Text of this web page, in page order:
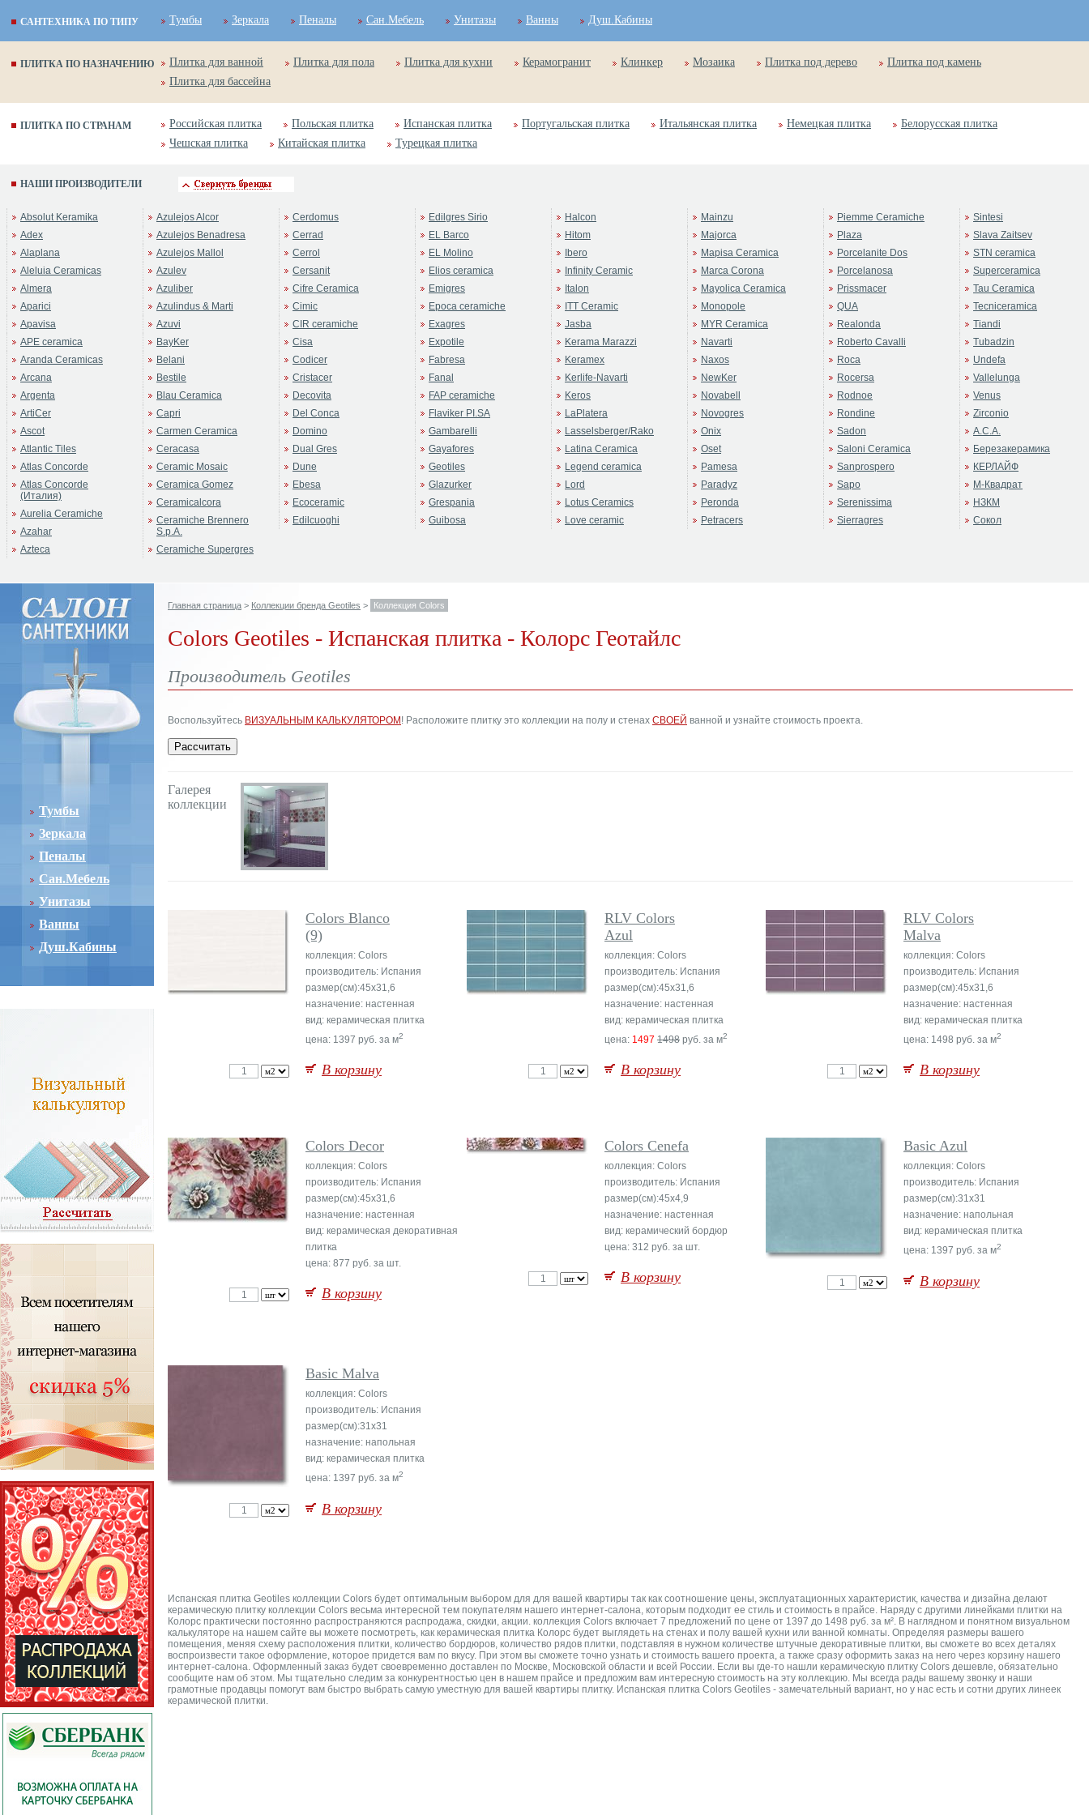
САНТЕХНИКА ПО ТИПУ Тумбы Зеркала Пеналы Сан.Мебель Унитазы Ванны Душ.Кабины
ПЛИТКА ПО НАЗНАЧЕНИЮ Плитка для ванной Плитка для пола Плитка для кухни Керамогранит Клинкер Мозаика Плитка под дерево
Плитка под камень
Плитка для бассейна
ПЛИТКА ПО СТРАНАМ Российская плитка Польская плитка Испанская плитка Португальская плитка Итальянская плитка Немецкая плитка
Белорусская плитка
Чешская плитка
Китайская плитка Турецкая плитка
НАШИ ПРОИЗВОДИТЕЛИ
Absolut Keramika
Adex
Alaplana
Aleluia Ceramicas
Almera
Aparici
Apavisa
APE ceramica
Aranda Ceramicas
Arcana
Argenta
ArtiCer
Ascot
Atlantic Tiles
Atlas Concorde
Atlas Concorde
(Италия)
Aurelia Ceramiche
Azahar
Azteca
Azulejos Alcor
Azulejos Benadresa
Azulejos Mallol
Azulev
Azuliber
Azulindus & Marti
Azuvi
BayKer
Belani
Bestile
Blau Ceramica
Capri
Carmen Ceramica
Ceracasa
Ceramic Mosaic
Ceramica Gomez
Ceramicalcora
Ceramiche Brennero
S.p.A.
Ceramiche Supergres
Cerdomus
Cerrad
Cerrol
Cersanit
Cifre Ceramica
Cimic
CIR ceramiche
Cisa
Codicer
Cristacer
Decovita
Del Conca
Domino
Dual Gres
Dune
Ebesa
Ecoceramic
Edilcuoghi
Edilgres Sirio
EL Barco
EL Molino
Elios ceramica
Emigres
Epoca ceramiche
Exagres
Expotile
Fabresa
Fanal
FAP ceramiche
Flaviker PI.SA
Gambarelli
Gayafores
Geotiles
Glazurker
Grespania
Guibosa
Halcon
Hitom
Ibero
Infinity Ceramic
Italon
ITT Ceramic
Jasba
Kerama Marazzi
Keramex
Kerlife-Navarti
Keros
LaPlatera
Lasselsberger/Rako
Latina Ceramica
Legend ceramica
Lord
Lotus Ceramics
Love ceramic
Mainzu
Majorca
Mapisa Ceramica
Marca Corona
Mayolica Ceramica
Monopole
MYR Ceramica
Navarti
Naxos
NewKer
Novabell
Novogres
Onix
Oset
Pamesa
Paradyz
Peronda
Petracers
Piemme Ceramiche
Plaza
Porcelanite Dos
Porcelanosa
Prissmacer
QUA
Realonda
Roberto Cavalli
Roca
Rocersa
Rodnoe
Rondine
Sadon
Saloni Ceramica
Sanprospero
Sapo
Serenissima
Sierragres
Sintesi
Slava Zaitsev
STN ceramica
Superceramica
Tau Ceramica
Tecniceramica
Tiandi
Tubadzin
Undefa
Vallelunga
Venus
Zirconio
А.С.А.
Березакерамика
КЕРЛАЙФ
М-Квадрат
НЗКМ
Сокол
Тумбы
Зеркала
Пеналы
Сан.Мебель
Унитазы
Ванны
Душ.Кабины
Главная страница > Коллекции бренда Geotiles > Коллекция Colors
Colors Geotiles - Испанская плитка - Колорс Геотайлс
Производитель Geotiles
Воспользуйтесь ВИЗУАЛЬНЫМ КАЛЬКУЛЯТОРОМ ! Расположите плитку это коллекции на полу и стенах СВОЕЙ ванной и узнайте стоимость проекта.
Галерея
коллекции
Colors Blanco
(9)
коллекция: Colors
производитель: Испания
размер(см):45x31,6
назначение: настенная
вид: керамическая плитка
цена: 1397 руб. за м2
В корзину
RLV Colors
Azul
коллекция: Colors
производитель: Испания
размер(см):45x31,6
назначение: настенная
вид: керамическая плитка
цена: 1497 1498 руб. за м2
В корзину
RLV Colors
Malva
коллекция: Colors
производитель: Испания
размер(см):45x31,6
назначение: настенная
вид: керамическая плитка
цена: 1498 руб. за м2
В корзину
Colors Decor
коллекция: Colors
производитель: Испания
размер(см):45x31,6
назначение: настенная
вид: керамическая декоративная
плитка
цена: 877 руб. за шт.
В корзину
Colors Cenefa
коллекция: Colors
производитель: Испания
размер(см):45x4,9
назначение: настенная
вид: керамический бордюр
цена: 312 руб. за шт.
В корзину
Basic Azul
коллекция: Colors
производитель: Испания
размер(см):31x31
назначение: напольная
вид: керамическая плитка
цена: 1397 руб. за м2
В корзину
Basic Malva
коллекция: Colors
производитель: Испания
размер(см):31x31
назначение: напольная
вид: керамическая плитка
цена: 1397 руб. за м2
В корзину
Испанская плитка Geotiles коллекции Colors будет оптимальным выбором для для вашей квартиры так как соотношение цены, эксплуатационных характеристик, качества и дизайна делают
керамическую плитку коллекции Colors весьма интересной тем покупателям нашего интернет-салона, которым подходит ее стиль и стоимость в прайсе. Наряду с другими линейками плитки на
Колорс практически постоянно распространяются распродажа, скидки, акции. коллекция Colors включает 7 предложений по цене от 1397 до 1498 руб. за м². В наглядном и понятном визуальном
калькуляторе на нашем сайте вы можете посмотреть, как керамическая плитка Колорс будет выглядеть на стенах и полу вашей кухни или ванной комнаты. Определяя размеры вашего
помещения, меняя схему расположения плитки, количество бордюров, количество рядов плитки, подставляя в нужном количестве штучные декоративные плитки, вы сможете во всех деталях
воспроизвести такое оформление, которое придется вам по вкусу. При этом вы сможете точно узнать и стоимость вашего проекта, а также сразу оформить заказ на него через корзину нашего
интернет-салона. Оформленный заказ будет своевременно доставлен по Москве, Московской области и всей России. Если вы где-то нашли керамическую плитку Colors дешевле, обязательно
сообщите нам об этом. Мы тщательно следим за конкурентностью цен в нашем прайсе и предложим вам интересную стоимость на эту коллекцию. Мы всегда рады вашему звонку и наши
грамотные продавцы помогут вам быстро выбрать самую уместную для вашей квартиры плитку. Испанская плитка Colors Geotiles - замечательный вариант, но у нас есть и сотни других линеек
керамической плитки.